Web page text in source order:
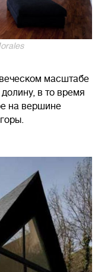
масштабе
в то время
на вершине